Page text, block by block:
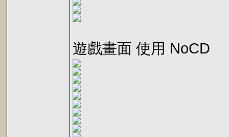
遊戲畫面 使用 NoCD